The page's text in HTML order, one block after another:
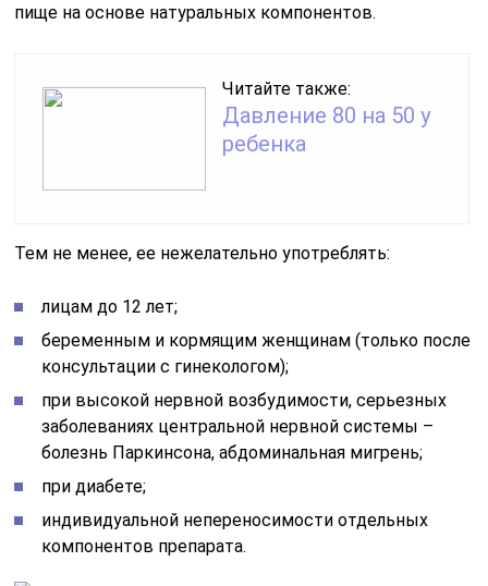
пище на основе натуральных компонентов.
Читайте также:
Давление 80 на 50 у
ребенка
Тем не менее, ее нежелательно употреблять:
лицам до 12 лет;
беременным и кормящим женщинам (только после
консультации с гинекологом);
при высокой нервной возбудимости, серьезных
заболеваниях центральной нервной системы –
болезнь Паркинсона, абдоминальная мигрень;
при диабете;
индивидуальной непереносимости отдельных
компонентов препарата.